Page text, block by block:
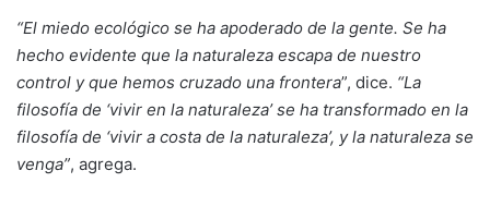
“El miedo ecológico se ha apoderado de la gente. Se ha
hecho evidente que la naturaleza escapa de nuestro
control y que hemos cruzado una frontera”, dice. “La
filosofía de ‘vivir en la naturaleza’ se ha transformado en la
filosofía de ‘vivir a costa de la naturaleza’, y la naturaleza se
venga”, agrega.